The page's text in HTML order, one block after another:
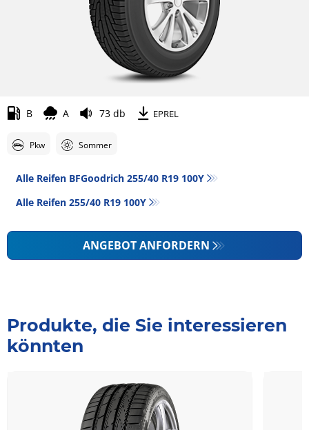
B A 73 db EPREL
Pkw Sommer
Alle Reifen BFGoodrich 255/40 R19 100Y
Alle Reifen‎ 255/40 R19 100Y
ANGEBOT ANFORDERN
Produkte, die Sie interessieren
könnten